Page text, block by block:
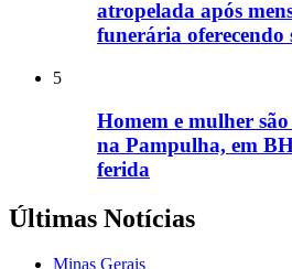
atropelada após
funerária oferecendo
5
Homem e mulher
na Pampulha, em
ferida
Últimas Notícias
Minas Gerais